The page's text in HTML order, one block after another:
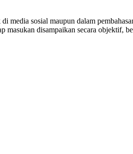
media sosial maupun dalam
disampaikan secara objektif,